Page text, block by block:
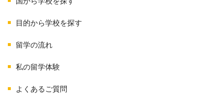
目的から学校を探す
留学の流れ
私の留学体験
よくあるご質問